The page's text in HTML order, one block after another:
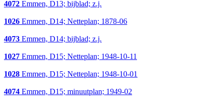
4072 Emmen, D13; bijblad; z.j.
1026 Emmen, D14; Netteplan; 1878-06
4073 Emmen, D14; bijblad; z.j.
1027 Emmen, D15; Netteplan; 1948-10-11
1028 Emmen, D15; Netteplan; 1948-10-01
4074 Emmen, D15; minuutplan; 1949-02